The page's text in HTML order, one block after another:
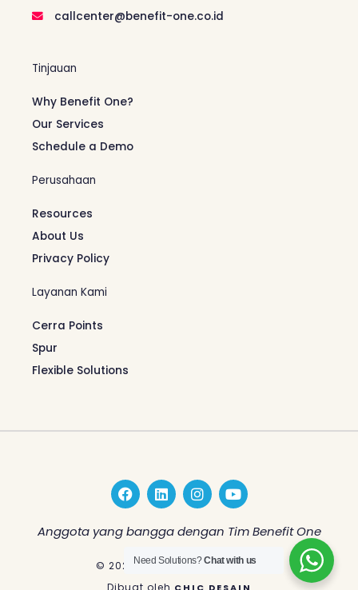
callcenter@benefit-one.co.id
Tinjauan
Why Benefit One?
Our Services
Schedule a Demo
Perusahaan
Resources
About Us
Privacy Policy
Layanan Kami
Cerra Points
Spur
Flexible Solutions
F
a
c
e
L
i
n
k
e
d
I
n
s
t
a
g
Y
o
u
t
b
Anggota yang bangga dengan Tim Benefit One
© 2026 Benefit One Indonesia
Need Solutions?Chat with us